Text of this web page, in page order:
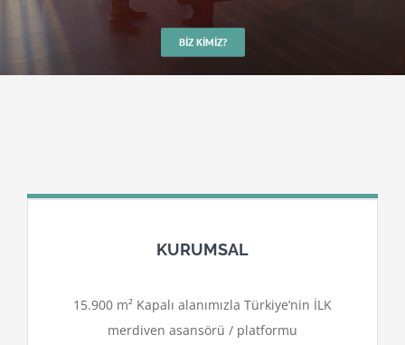
BIZ KIMIZ?
KURUMSAL
15.900 m² Kapalı alanımızla Türkiye’nin İLK
merdiven asansörü / platformu